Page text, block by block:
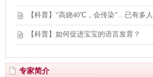
【科普】“高烧40℃，会传染”…已有多人
【科普】如何促进宝宝的语言发育？
专家简介